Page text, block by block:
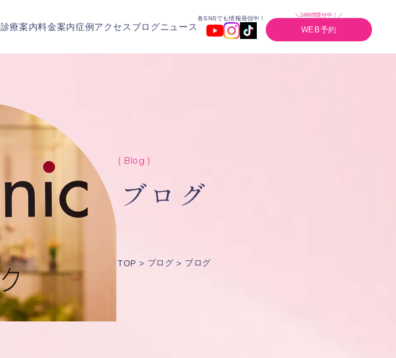
診療案内料金案内症例アクセス ブログニュース
各SNSでも情報発信中！
＼24時間受付中！／
WEB予約
( Blog )
ブログ
TOP ブログ ブログ